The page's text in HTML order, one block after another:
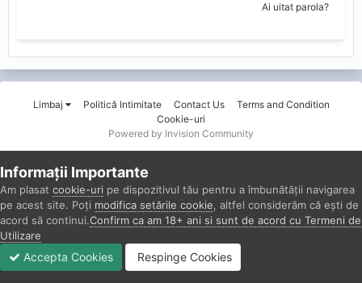
Ai uitat parola?
Limbaj Politică Intimitate Contact Us
Terms and Condition
Cookie-uri
Powered by Invision Community
Informații Importante
Am plasat cookie-uri pe dispozitivul tău pentru a îmbunătății navigarea
pe acest site. Poți modifica setările cookie , altfel considerăm că ești de
acord să continui.Confirm ca am 18+ ani si sunt de acord cu Termeni de
Utilizare
Accepta Cookies Respinge Cookies
Înregistrare